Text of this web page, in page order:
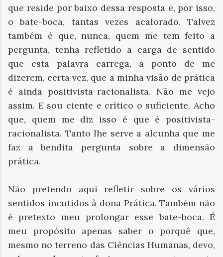
que reside por baixo dessa resposta e, por isso,
o bate-boca, tantas vezes acalorado. Talvez
também é que, nunca, quem me tem feito a
pergunta, tenha refletido a carga de sentido
que esta palavra carrega, a ponto de me
dizerem, certa vez, que a minha visão de prática
é ainda positivista-racionalista. Não me vejo
assim. E sou ciente e crítico o suficiente. Acho
que, quem me diz isso é que é positivista-
racionalista. Tanto lhe serve a alcunha que me
faz a bendita pergunta sobre a dimensão
prática.
Não pretendo aqui refletir sobre os vários
sentidos incutidos à dona Prática. Também não
é pretexto meu prolongar esse bate-boca. É
meu propósito apenas saber o porquê que,
mesmo no terreno das Ciências Humanas, devo,